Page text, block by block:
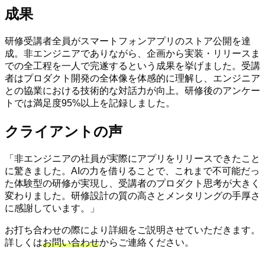
成果
研修受講者全員がスマートフォンアプリのストア公開を達
成。非エンジニアでありながら、企画から実装・リリースま
での全工程を一人で完遂するという成果を挙げました。受講
者はプロダクト開発の全体像を体感的に理解し、エンジニア
との協業における技術的な対話力が向上。研修後のアンケー
トでは満足度95%以上を記録しました。
クライアントの声
「非エンジニアの社員が実際にアプリをリリースできたこと
に驚きました。AIの力を借りることで、これまで不可能だっ
た体験型の研修が実現し、受講者のプロダクト思考が大きく
変わりました。研修設計の質の高さとメンタリングの手厚さ
に感謝しています。」
お打ち合わせの際により詳細をご説明させていただきます。
詳しくはお問い合わせからご連絡ください。